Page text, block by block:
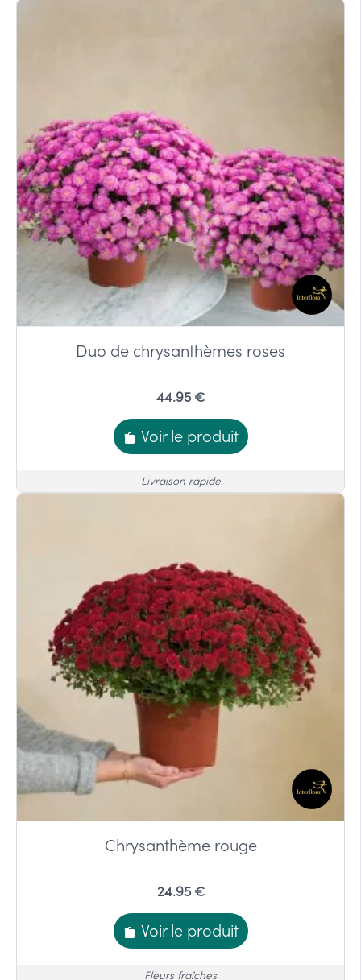
Duo de chrysanthèmes roses
44.95 €
Voir le produit
Livraison rapide
Chrysanthème rouge
24.95 €
Voir le produit
Fleurs fraîches